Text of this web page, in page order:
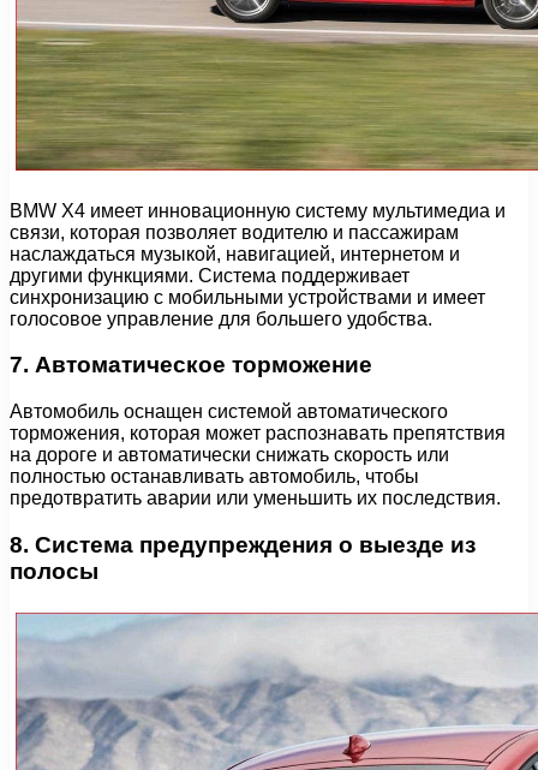
BMW X4 имеет инновационную систему мультимедиа и
связи, которая позволяет водителю и пассажирам
наслаждаться музыкой, навигацией, интернетом и
другими функциями. Система поддерживает
синхронизацию с мобильными устройствами и имеет
голосовое управление для большего удобства.
7. Автоматическое торможение
Автомобиль оснащен системой автоматического
торможения, которая может распознавать препятствия
на дороге и автоматически снижать скорость или
полностью останавливать автомобиль, чтобы
предотвратить аварии или уменьшить их последствия.
8. Система предупреждения о выезде из
полосы